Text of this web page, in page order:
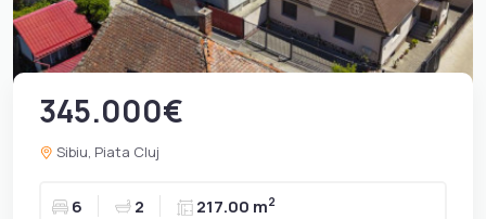
345.000€
Sibiu, Piata Cluj
6 2 217.00 m2